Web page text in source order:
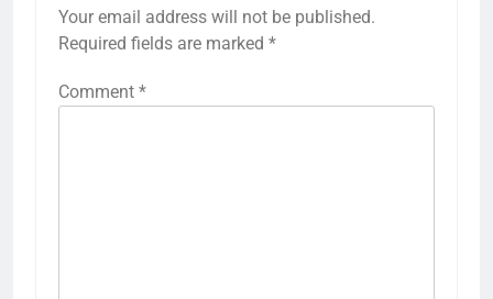
Your email address will not be published.
Required fields are marked *
Comment *